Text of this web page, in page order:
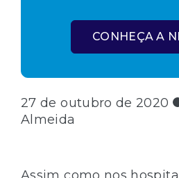
27 de outubro de 2020
Almeida
CONHEÇA A